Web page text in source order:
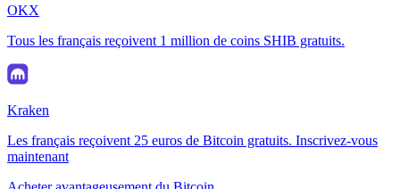
OKX
Tous les français reçoivent 1 million de coins SHIB gratuits.
Kraken
Les français reçoivent 25 euros de Bitcoin gratuits. Inscrivez-vous
maintenant